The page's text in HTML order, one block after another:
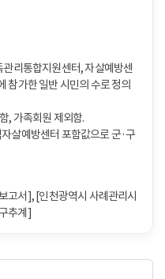
리통합지원센터, 자살예방센
참가한 일반 시민의 수로 정의
, 가족회원 제외함.
살예방센터 포함값으로 군·구
고서], [인천광역시 사례관리시
추계]